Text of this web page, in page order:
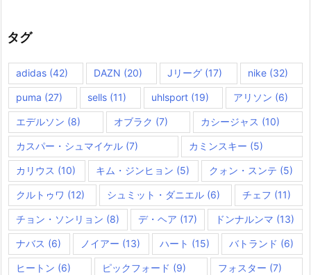
タグ
adidas (42) DAZN (20) Jリーグ (17) nike(32)
puma (27) sells(11) uhlsport(19) アリソン (6)
エデルソン (8) オブラク (7) カシージャス (10)
カスパー・シュマイケル (7) カミンスキー (5)
カリウス (10) キム・ジンヒョン (5) クォン・スンテ (5)
クルトゥワ (12) シュミット・ダニエル (6) チェフ (11)
チョン・ソンリョン (8) デ・ヘア (17) ドンナルンマ (13)
ナバス (6) ノイアー (13) ハート (15) バトランド (6)
ヒートン (6) ピックフォード (9) フォスター (7)